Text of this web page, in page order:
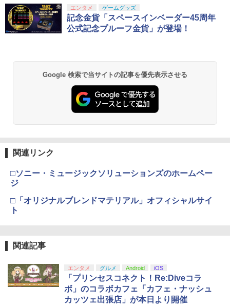
￥799
￥3,280
版)【Blu-ray】 [ 矢立肇 ]
u-ray】 [ MTJJ ]
￥5,645
1
スプラトゥーン レイダース|オンライン
コード版
Nintendo Switch 2(日本語・国内専用)
￥55,000
3
5
ニンテンドープリペイド番号 5000円|オ
ンラインコード版
1
PlayStation 5 デジタル・エディション
日本語専用 Console Language: Japan
ese only (CFI-2200B01)
プロダクトコード 封入
￥7,286
3
【純正品】DualSense ワイヤレスコン
トローラー(CFI-ZCT2J)
1
【純正品】Xbox ワイヤレス コントロー
ラー + USB-C® ケーブル
【純正品】Xbox ワイヤレス コントロー
￥7,681
4
【純正品】Xbox 充電式バッテリー + US
5
【国内正規品】Thrustmaster スラスト
マスター TH8S シフター - PC、PS4、P
S5、PS5 Pro、Xbox One、Xbox Serie
s X|S 対応の高精度 H パターン シフター
1
劇場版「鬼滅の刃」無限城編 第一章 猗
窩座再来 通常版 [Blu-ray]
劇場版「鬼滅の刃」無限城編 第一章 猗
窩座再来 通常版 [DVD]
￥3,523
3
ナル三方背収納ケース付きコレクション)
(オリジナル特典:オリジナル巾着＋メー
り来たる！スタジオ描き下ろしイラスト
ボード付) [Blu-ray]
窩座再来 完全生産限定版 [Blu-ray]
￥8,698
エンタメ ゲームグッズ
記念金貨「スペースインベーダー45周年
公式記念プルーフ金貨」が登場！
Google 検索で当サイトの記事を優先表示させる
関連リンク
□ソニー・ミュージックソリューションズのホームペー
ジ
□「オリジナルブレンドマテリアル」オフィシャルサイ
ト
関連記事
エンタメ グルメ Android iOS
「プリンセスコネクト！Re:Diveコラ
ボ」のコラボカフェ「カフェ・ナッシュ
カッツェ出張店」が本日より開催